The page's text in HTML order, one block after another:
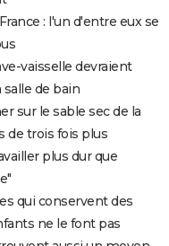
: l'un d'entre eux se
vaisselle devraient
de bain
sur le sable sec de la
de trois fois plus
plus dur que
qui conservent des
ne le font pas